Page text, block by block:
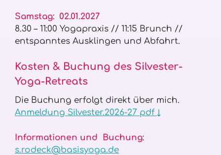
Samstag: 02.01.2027
8.30 – 11:00 Yogapraxis // 11:15 Brunch //
entspanntes Ausklingen und Abfahrt.
Kosten & Buchung des Silvester-
Yoga-Retreats
Die Buchung erfolgt direkt über mich.
Anmeldung Silvester.2026-27 pdf ↓
Informationen und Buchung:
s.rodeck@basisyoga.de